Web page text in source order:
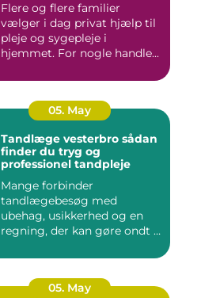
Flere og flere familier
vælger i dag privat hjælp til
pleje og sygepleje i
hjemmet. For nogle handle...
05. May
Tandlæge vesterbro sådan
finder du tryg og
professionel tandpleje
Mange forbinder
tandlægebesøg med
ubehag, usikkerhed og en
regning, der kan gøre ondt i
05. May